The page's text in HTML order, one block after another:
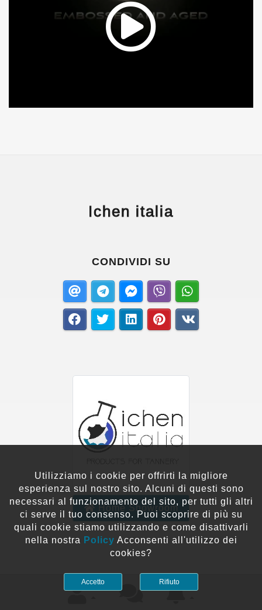
Utilizziamo i cookie per offrirti la migliore
esperienza sul nostro sito. Alcuni di questi sono
necessari al funzionamento del sito, per tutti gli altri
ci serve il tuo consenso. Puoi scoprire di più su
quali cookie stiamo utilizzando e come disattivarli
nella nostra Policy Acconsenti all'utilizzo dei
cookies?
Accetto Rifiuto
Ichen italia
CONDIVIDI SU
Home Showroom